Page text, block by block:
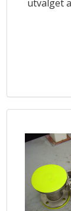
utvalget